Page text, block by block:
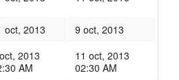
oct, 2013 9 oct, 2013
2013
AM
11 oct, 2013
02:30 AM